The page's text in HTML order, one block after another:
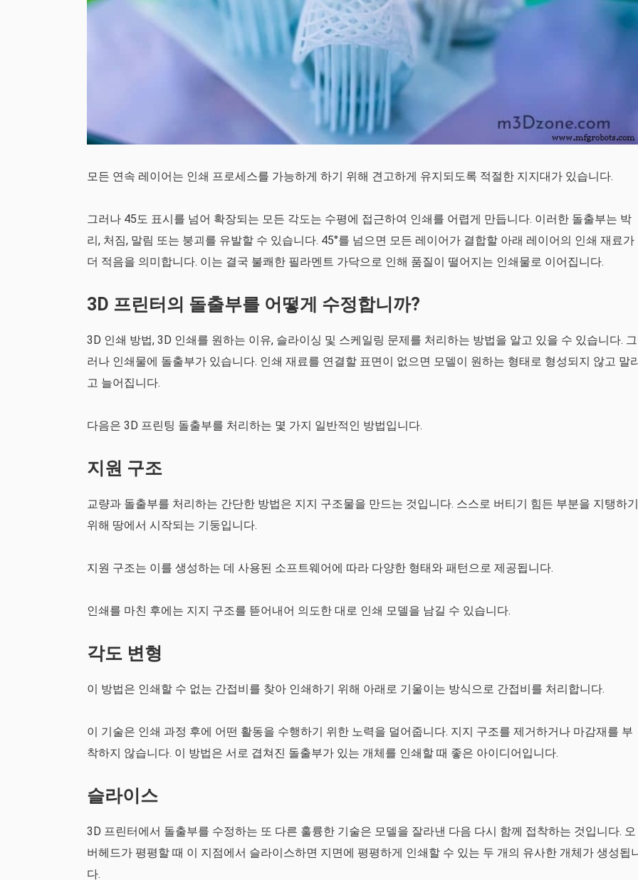
모든 연속 레이어는 인쇄 프로세스를 가능하게 하기 위해 견고하게 유지되도록 적절한 지지대가 있습니다.
그러나 45도 표시를 넘어 확장되는 모든 각도는 수평에 접근하여 인쇄를 어렵게 만듭니다. 이러한 돌출부는 박
리, 처짐, 말림 또는 붕괴를 유발할 수 있습니다. 45°를 넘으면 모든 레이어가 결합할 아래 레이어의 인쇄 재료가
더 적음을 의미합니다. 이는 결국 불쾌한 필라멘트 가닥으로 인해 품질이 떨어지는 인쇄물로 이어집니다.
3D 프린터의 돌출부를 어떻게 수정합니까?
3D 인쇄 방법, 3D 인쇄를 원하는 이유, 슬라이싱 및 스케일링 문제를 처리하는 방법을 알고 있을 수 있습니다. 그
러나 인쇄물에 돌출부가 있습니다. 인쇄 재료를 연결할 표면이 없으면 모델이 원하는 형태로 형성되지 않고 말
고 늘어집니다.
다음은 3D 프린팅 돌출부를 처리하는 몇 가지 일반적인 방법입니다.
지원 구조
교량과 돌출부를 처리하는 간단한 방법은 지지 구조물을 만드는 것입니다. 스스로 버티기 힘든 부분을 지탱하기
위해 땅에서 시작되는 기둥입니다.
지원 구조는 이를 생성하는 데 사용된 소프트웨어에 따라 다양한 형태와 패턴으로 제공됩니다.
인쇄를 마친 후에는 지지 구조를 뜯어내어 의도한 대로 인쇄 모델을 남길 수 있습니다.
각도 변형
이 방법은 인쇄할 수 없는 간접비를 찾아 인쇄하기 위해 아래로 기울이는 방식으로 간접비를 처리합니다.
이 기술은 인쇄 과정 후에 어떤 활동을 수행하기 위한 노력을 덜어줍니다. 지지 구조를 제거하거나 마감재를 부
착하지 않습니다. 이 방법은 서로 겹쳐진 돌출부가 있는 개체를 인쇄할 때 좋은 아이디어입니다.
슬라이스
3D 프린터에서 돌출부를 수정하는 또 다른 훌륭한 기술은 모델을 잘라낸 다음 다시 함께 접착하는 것입니다. 오
버헤드가 평평할 때 이 지점에서 슬라이스하면 지면에 평평하게 인쇄할 수 있는 두 개의 유사한 개체가 생성됩
다.